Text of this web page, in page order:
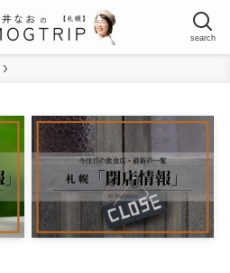
search